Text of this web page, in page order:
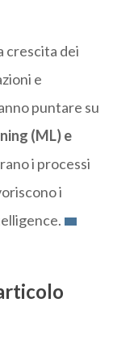
crescita dei
e
puntare su
(ML) e
i processi
i